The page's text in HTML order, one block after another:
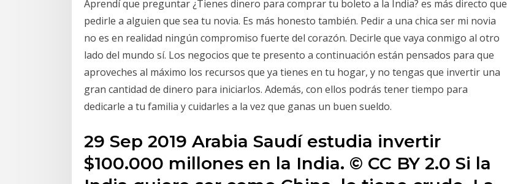
Aprendí que preguntar ¿Tienes dinero para comprar tu boleto a la India? es más directo que
pedirle a alguien que sea tu novia. Es más honesto también. Pedir a una chica ser mi novia
no es en realidad ningún compromiso fuerte del corazón. Decirle que vaya conmigo al otro
lado del mundo sí. Los negocios que te presento a continuación están pensados para que
aproveches al máximo los recursos que ya tienes en tu hogar, y no tengas que invertir una
gran cantidad de dinero para iniciarlos. Además, con ellos podrás tener tiempo para
dedicarle a tu familia y cuidarles a la vez que ganas un buen sueldo.
29 Sep 2019 Arabia Saudí estudia invertir
$100.000 millones en la India. © CC BY 2.0 Si la